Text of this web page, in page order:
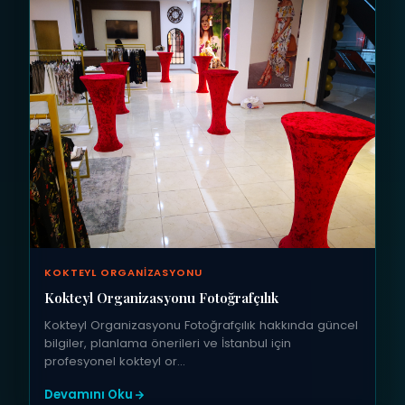
KOKTEYL ORGANIZASYONU
Kokteyl Organizasyonu Fotoğrafçılık
Kokteyl Organizasyonu Fotoğrafçılık hakkında güncel
bilgiler, planlama önerileri ve İstanbul için
profesyonel kokteyl or…
Devamını Oku